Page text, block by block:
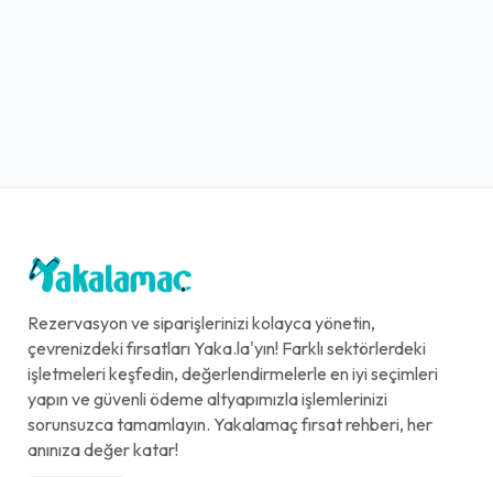
Rezervasyon ve siparişlerinizi kolayca yönetin,
çevrenizdeki fırsatları Yaka.la'yın! Farklı sektörlerdeki
işletmeleri keşfedin, değerlendirmelerle en iyi seçimleri
yapın ve güvenli ödeme altyapımızla işlemlerinizi
sorunsuzca tamamlayın. Yakalamaç fırsat rehberi, her
anınıza değer katar!